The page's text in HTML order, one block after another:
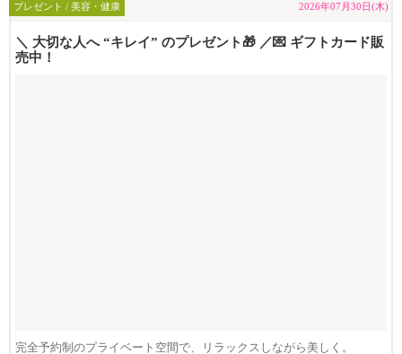
プレゼント / 美容・健康 2026年07月30日(木)
＼ 大切な人へ “キレイ” のプレゼント🎁 ／💌 ギフトカード販
売中！
完全予約制のプライベート空間で、リラックスしながら美しく。